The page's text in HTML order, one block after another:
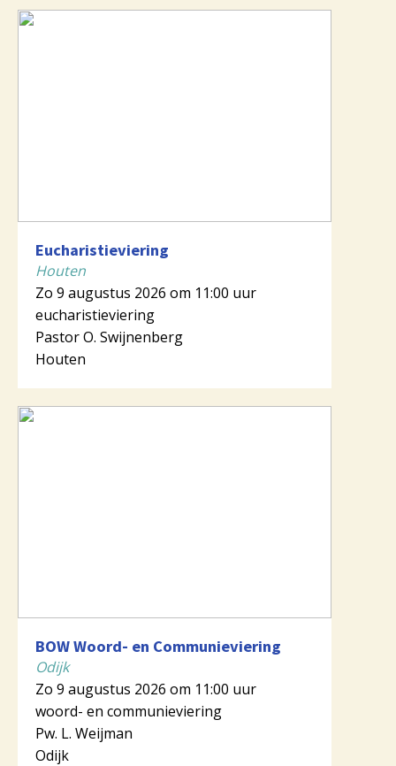
Eucharistieviering
Houten
Zo 9 augustus 2026 om 11:00 uur
eucharistieviering
Pastor O. Swijnenberg
Houten
BOW Woord- en Communieviering
Odijk
Zo 9 augustus 2026 om 11:00 uur
woord- en communieviering
Pw. L. Weijman
Odijk